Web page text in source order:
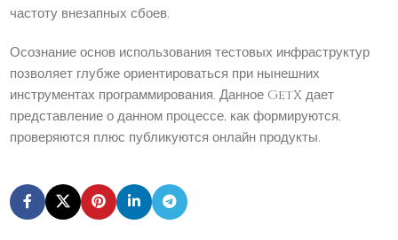
частоту внезапных сбоев.
Осознание основ использования тестовых инфраструктур
позволяет глубже ориентироваться при нынешних
инструментах программирования. Данное GetX дает
представление о данном процессе, как формируются,
проверяются плюс публикуются онлайн продукты.